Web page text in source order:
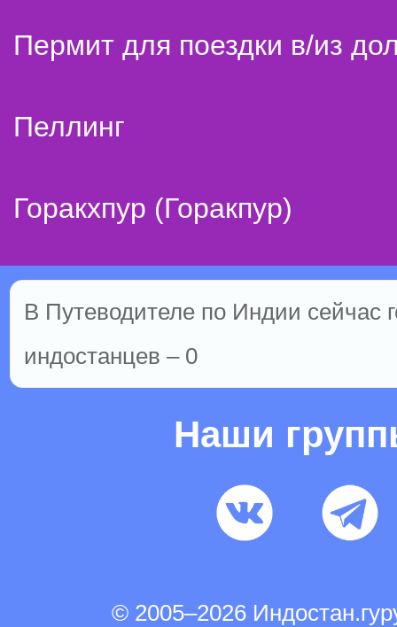
Пермит для поездки в/из
Пеллинг
Горакхпур (Горакпур)
В Путеводителе по Индии сейчас
индостанцев – 0
Наши
© 2005–2026